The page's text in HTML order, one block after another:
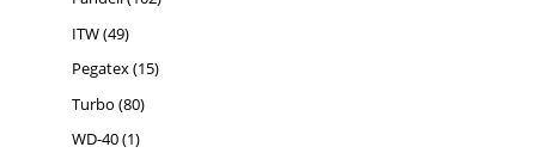
ITW 4949
productos
Pegatex 1515
Turbo 8080
productos
WD-40 11